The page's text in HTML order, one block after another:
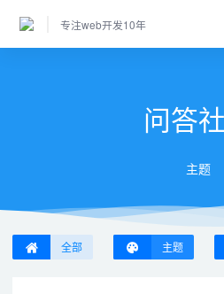
专注web开发10年
问答
主题
全部 主题